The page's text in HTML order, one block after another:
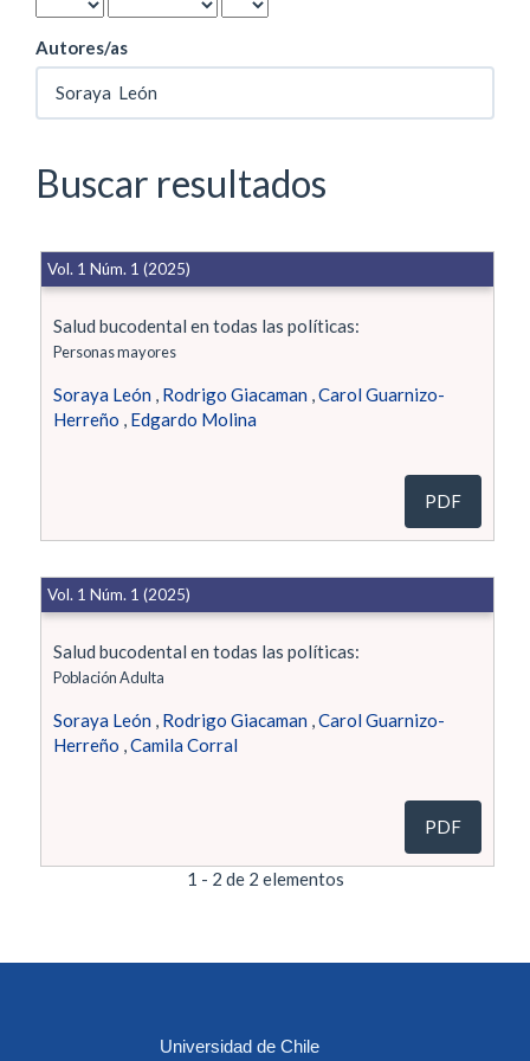
Autores/as
Buscar resultados
Salud bucodental en todas las políticas:
Personas mayores
Soraya León, Rodrigo Giacaman, Carol Guarnizo-
Herreño
Edgardo Molina
Vol. 1 Núm. 1 (2025)
PDF
Salud bucodental en todas las políticas:
Población Adulta
Soraya León, Rodrigo Giacaman, Carol Guarnizo-
Herreño Camila Corral
Vol. 1 Núm. 1 (2025)
PDF
1 - 2 de 2 elementos
Universidad de Chile